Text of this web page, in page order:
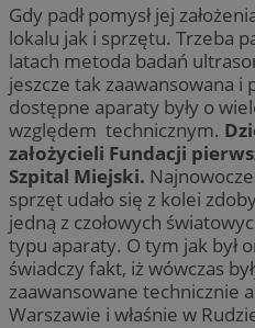
Gdy padł pomysł jej
lokalu jak i sprzętu. Trzeba
latach metoda badań
jeszcze tak zaawansowana i
dostępne aparaty były o
względem technicznym.
założycieli Fundacji
Szpital Miejski.
sprzęt udało się z kolei
jedną z czołowych
typu aparaty. O tym jak był
świadczy fakt, iż wówczas
zaawansowane technicznie
Warszawie i właśnie w